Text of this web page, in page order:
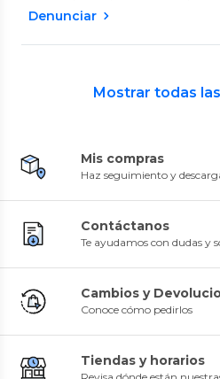
Denunciar
Mostrar todas
Mis compras
Haz seguimiento y
Contáctanos
Te ayudamos con dudas y
Cambios y
Conoce cómo pedirlos
Tiendas y horarios